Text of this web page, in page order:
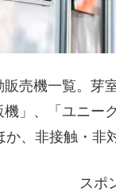
売機一覧。芽
」、「ユニー
か、非接触・非
スポ